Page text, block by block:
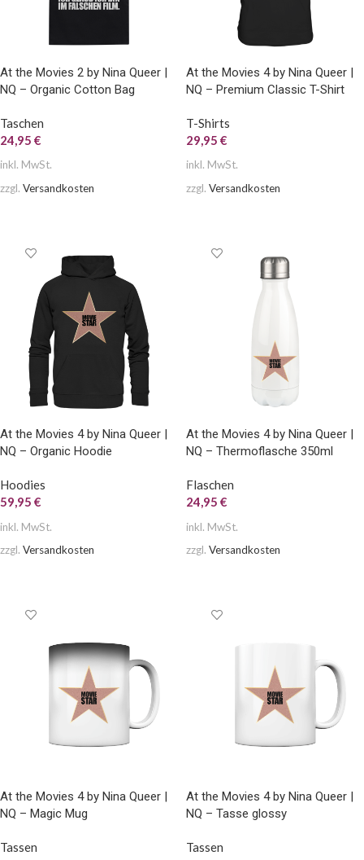
At the Movies 2 by Nina Queer |
NQ – Organic Cotton Bag
Taschen
24,95 €
inkl. MwSt.
zzgl. Versandkosten
At the Movies 4 by Nina Queer |
NQ – Premium Classic T-Shirt
T-Shirts
29,95 €
inkl. MwSt.
zzgl. Versandkosten
At the Movies 4 by Nina Queer |
NQ – Organic Hoodie
Hoodies
59,95 €
inkl. MwSt.
zzgl. Versandkosten
At the Movies 4 by Nina Queer |
NQ – Thermoflasche 350ml
Flaschen
24,95 €
inkl. MwSt.
zzgl. Versandkosten
At the Movies 4 by Nina Queer |
NQ – Magic Mug
Tassen
At the Movies 4 by Nina Queer |
NQ – Tasse glossy
Tassen